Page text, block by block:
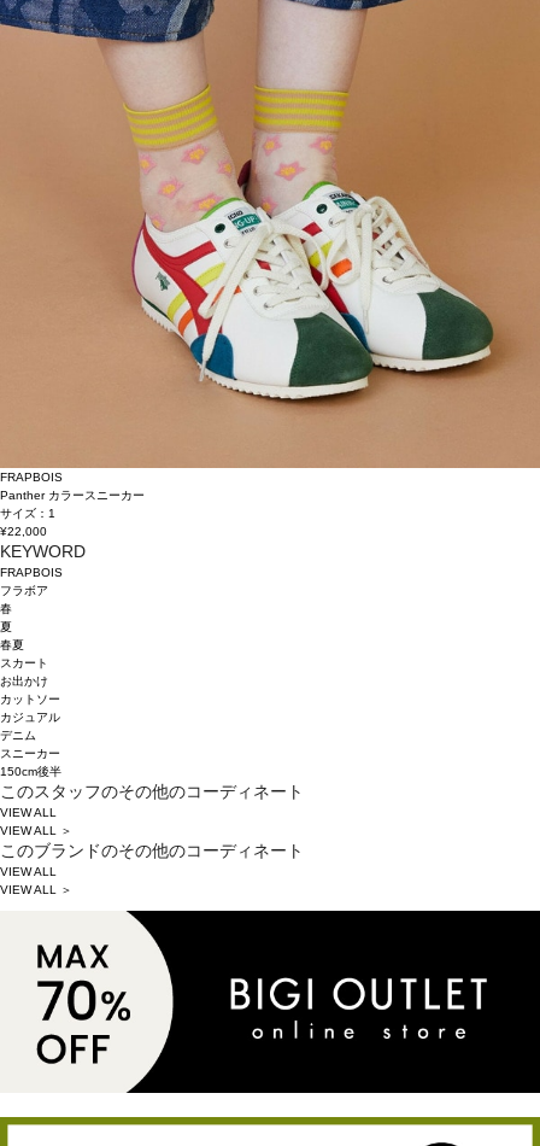
FRAPBOIS
Panther カラースニーカー
サイズ：1
¥22,000
KEYWORD
FRAPBOIS
フラボア
春
夏
春夏
スカート
お出かけ
カットソー
カジュアル
デニム
スニーカー
150cm後半
このスタッフのその他のコーディネート
VIEW ALL
VIEW ALL ＞
このブランドのその他のコーディネート
VIEW ALL
VIEW ALL ＞